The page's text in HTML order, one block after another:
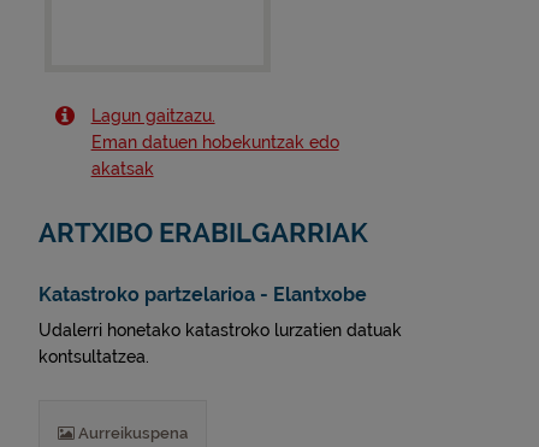
Lagun gaitzazu.
Eman datuen hobekuntzak edo
akatsak
ARTXIBO ERABILGARRIAK
Katastroko partzelarioa - Elantxobe
Udalerri honetako katastroko lurzatien datuak
kontsultatzea.
Aurreikuspena